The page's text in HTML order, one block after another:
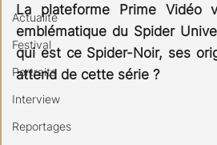
Actualité
Festival
Portraits
Interview
Reportages
La plateforme Prime Vidéo
emblématique du Spider
qui est ce Spider-Noir, ses
attend de cette série ?